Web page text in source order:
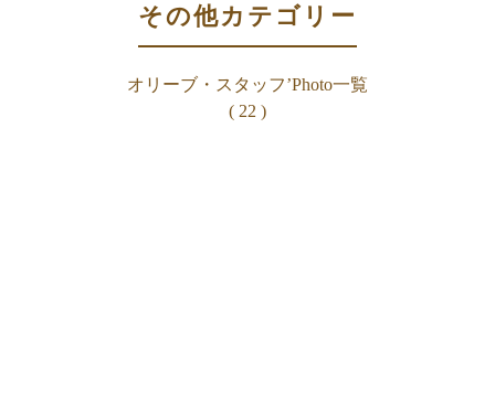
その他カテゴリー
オリーブ・スタッフ’Photo一覧
( 22 )